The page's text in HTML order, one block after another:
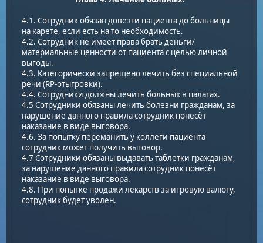
4.1. Сотрудник обязан довезти пациента до больницы
на карете, если есть на то необходимость.
4.2. Сотрудник не имеет права брать деньги/
материальные ценности от пациента с целью личной
выгоды.
4.3. Категорически запрещено лечить без специальной
речи (RP-отыгровки).
4.4. Сотрудники должны лечить больных в палатах.
4.5 Сотрудники обязаны лечить болезни гражданам, за
нарушение данного правила сотрудник понесёт
наказание в виде выговора.
4.6. За попытку переманить у коллеги пациента
сотрудник может получить выговор.
4.7 Сотрудники обязаны выдавать таблетки гражданам,
за нарушение данного правила сотрудник понесёт
наказание в виде выговора.
4.8. При попытке продажи лекарств за игровую валюту,
сотрудник будет уволен.